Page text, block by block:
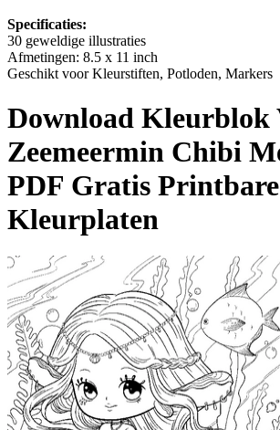
Specificaties:
30 geweldige illustraties
Afmetingen: 8.5 x 11 inch
Geschikt voor Kleurstiften, Potloden, Markers
Download Kleurblok
Zeemeermin Chibi
PDF Gratis Printbare
Kleurplaten